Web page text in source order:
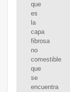
que
es
la
capa
fibrosa
no
comestible
que
se
encuentra